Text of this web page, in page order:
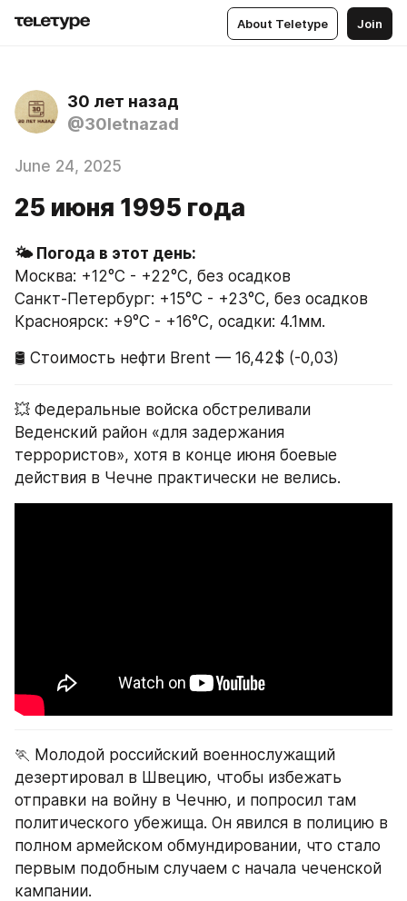
About Teletype Join
30 лет назад
@30letnazad
June 24, 2025
25 июня 1995 года
🌤 Погода в этот день:
Москва: +12°C - +22°C, без осадков
Санкт-Петербург: +15°C - +23°C, без осадков
Красноярск: +9°C - +16°C, осадки: 4.1мм.
🛢 Стоимость нефти Brent — 16,42$ (-0,03)
💥 Федеральные войска обстреливали
Веденский район «для задержания
террористов», хотя в конце июня боевые
действия в Чечне практически не велись.
🏃 Молодой российский военнослужащий
дезертировал в Швецию, чтобы избежать
отправки на войну в Чечню, и попросил там
политического убежища. Он явился в полицию в
полном армейском обмундировании, что стало
первым подобным случаем с начала чеченской
кампании.